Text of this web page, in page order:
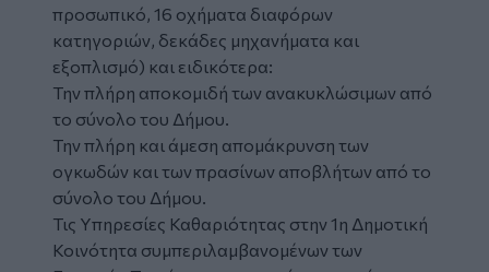
προσωπικό, 16 οχήματα διαφόρων
κατηγοριών, δεκάδες μηχανήματα και
εξοπλισμό) και ειδικότερα:
Την πλήρη αποκομιδή των ανακυκλώσιμων από
το σύνολο του Δήμου.
Την πλήρη και άμεση απομάκρυνση των
ογκωδών και των πρασίνων αποβλήτων από το
σύνολο του Δήμου.
Τις Υπηρεσίες Καθαριότητας στην 1η Δημοτική
Κοινότητα συμπεριλαμβανομένων των